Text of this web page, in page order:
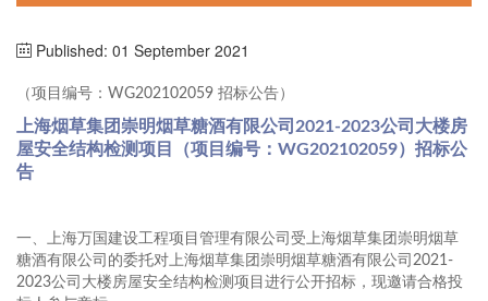
Published: 01 September 2021
（项目编号：WG202102059 招标公告）
上海烟草集团崇明烟草糖酒有限公司2021-2023公司大楼房
屋安全结构检测项目（项目编号：WG202102059）招标公
告
一、上海万国建设工程项目管理有限公司受上海烟草集团崇明烟草
糖酒有限公司的委托对上海烟草集团崇明烟草糖酒有限公司2021-
2023公司大楼房屋安全结构检测项目进行公开招标，现邀请合格投